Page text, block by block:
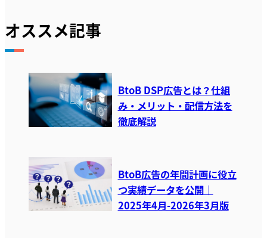
オススメ記事
BtoB DSP広告とは？仕組
み・メリット・配信方法を
徹底解説
BtoB広告の年間計画に役立
つ実績データを公開｜
2025年4月-2026年3月版